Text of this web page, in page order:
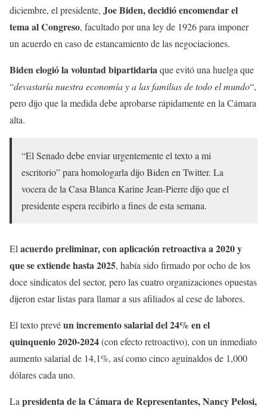
diciembre, el presidente, Joe Biden, decidió encomendar el
tema al Congreso, facultado por una ley de 1926 para imponer
un acuerdo en caso de estancamiento de las negociaciones.
Biden elogió la voluntad bipartidariaque evitó una huelga que
“devastaría nuestra economía y a las familias de todo el mundo“,
pero dijo que la medida debe aprobarse rápidamente en la Cámara
alta.
“El Senado debe enviar urgentemente el texto a mi
escritorio” para homologarla dijo Biden en Twitter. La
vocera de la Casa Blanca Karine Jean-Pierre dijo que el
presidente espera recibirlo a fines de esta semana.
El acuerdo preliminar, con aplicación retroactiva a 2020 y
que se extiende hasta 2025, había sido firmado por ocho de los
doce sindicatos del sector, pero las cuatro organizaciones opuestas
dijeron estar listas para llamar a sus afiliados al cese de labores.
El texto prevéun incremento salarial del 24% en el
quinquenio 2020-2024(con efecto retroactivo), con un inmediato
aumento salarial de 14,1%, así como cinco aguinaldos de 1,000
dólares cada uno.
La presidenta de la Cámara de Representantes, Nancy Pelosi,